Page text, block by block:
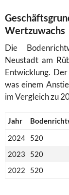
Wertzuwachs
Die
Neustadt am
Entwicklung.
was einem
im Vergleich zu
Jahr
2024
520
2023
520
2022
520